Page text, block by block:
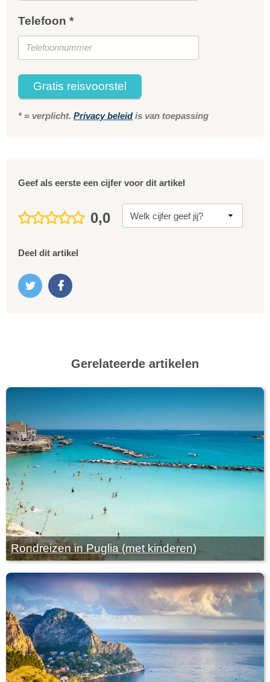
Telefoon *
Gratis reisvoorstel
* = verplicht. Privacy beleidis van toepassing
Geef als eerste een cijfer voor dit artikel
0,0
Deel dit artikel
Gerelateerde artikelen
Rondreizen in Puglia (met kinderen)